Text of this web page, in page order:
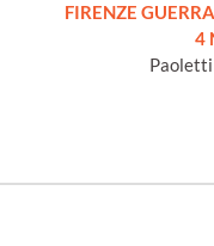
FIRENZE
4